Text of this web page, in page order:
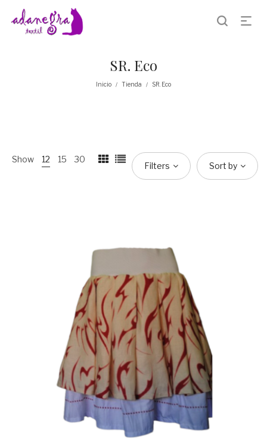
SR. Eco
Inicio / Tienda / SR. Eco
Show 12 15 30
Filters Sort by